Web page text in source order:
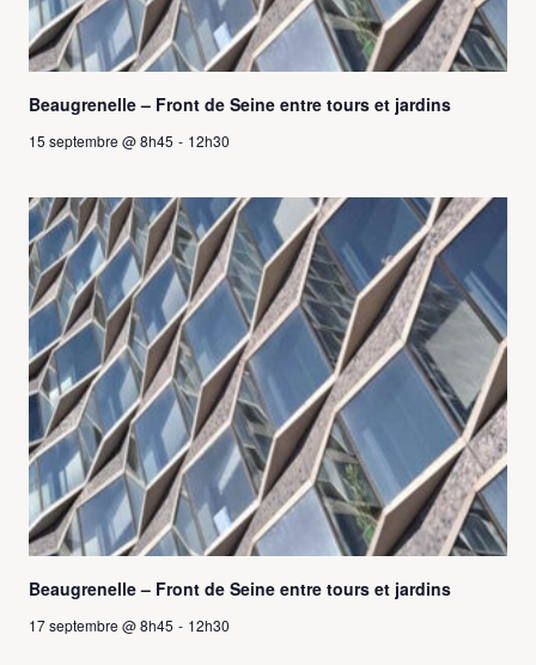
Beaugrenelle – Front de Seine entre tours et jardins
15 septembre @ 8h45 - 12h30
Beaugrenelle – Front de Seine entre tours et jardins
17 septembre @ 8h45 - 12h30